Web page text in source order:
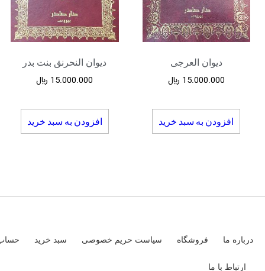
دیوان العرجی
15.000.000 ﷼
افزودن به سبد خرید
دیوان النحرنق بنت بدر
15.000.000 ﷼
افزودن به سبد خرید
درباره ما فروشگاه سیاست حریم خصوصی سبد خرید
ارتباط با ما